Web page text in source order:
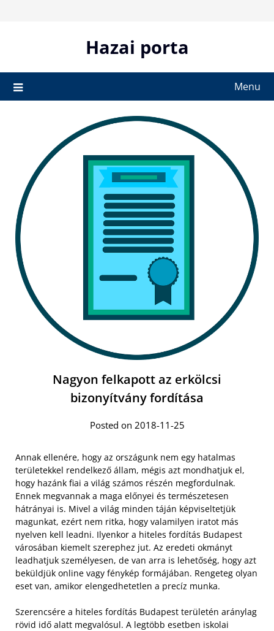
Hazai porta
Menu
Nagyon felkapott az erkölcsi
bizonyítvány fordítása
Posted on 2018-11-25
Annak ellenére, hogy az országunk nem egy hatalmas
területekkel rendelkező állam, mégis azt mondhatjuk el,
hogy hazánk fiai a világ számos részén megfordulnak.
Ennek megvannak a maga előnyei és természetesen
hátrányai is. Mivel a világ minden táján képviseltetjük
magunkat, ezért nem ritka, hogy valamilyen iratot más
nyelven kell leadni. Ilyenkor a hiteles fordítás Budapest
városában kiemelt szerephez jut. Az eredeti okmányt
leadhatjuk személyesen, de van arra is lehetőség, hogy azt
beküldjük online vagy fénykép formájában. Rengeteg olyan
eset van, amikor elengedhetetlen a precíz munka.
Szerencsére a hiteles fordítás Budapest területén aránylag
rövid idő alatt megvalósul. A legtöbb esetben iskolai